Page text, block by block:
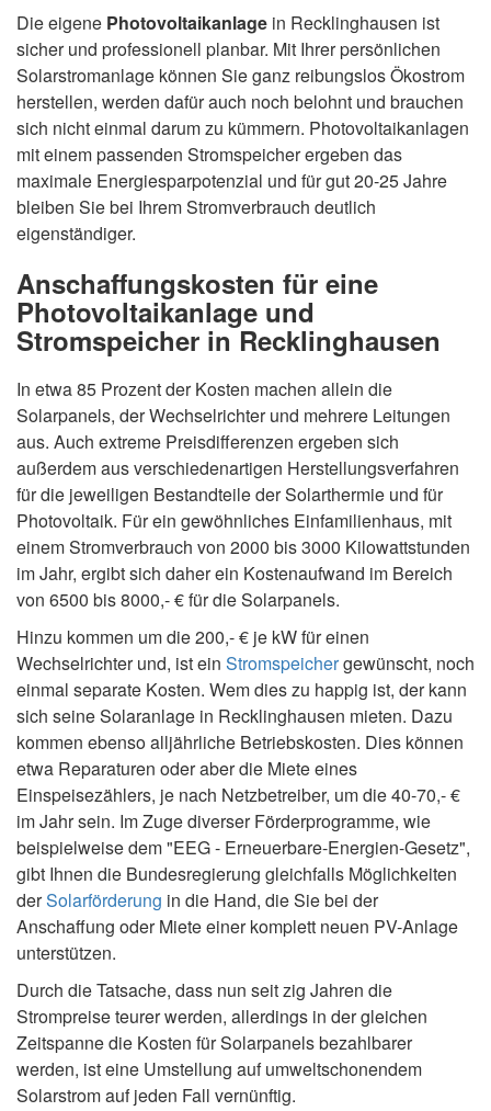
Die eigene Photovoltaikanlage in Recklinghausen ist
sicher und professionell planbar. Mit Ihrer persönlichen
Solarstromanlage können Sie ganz reibungslos Ökostrom
herstellen, werden dafür auch noch belohnt und brauchen
sich nicht einmal darum zu kümmern. Photovoltaikanlagen
mit einem passenden Stromspeicher ergeben das
maximale Energiesparpotenzial und für gut 20-25 Jahre
bleiben Sie bei Ihrem Stromverbrauch deutlich
eigenständiger.
Anschaffungskosten für eine
Photovoltaikanlage und
Stromspeicher in Recklinghausen
In etwa 85 Prozent der Kosten machen allein die
Solarpanels, der Wechselrichter und mehrere Leitungen
aus. Auch extreme Preisdifferenzen ergeben sich
außerdem aus verschiedenartigen Herstellungsverfahren
für die jeweiligen Bestandteile der Solarthermie und für
Photovoltaik. Für ein gewöhnliches Einfamilienhaus, mit
einem Stromverbrauch von 2000 bis 3000 Kilowattstunden
im Jahr, ergibt sich daher ein Kostenaufwand im Bereich
von 6500 bis 8000,- € für die Solarpanels.
Hinzu kommen um die 200,- € je kW für einen
Wechselrichter und, ist ein Stromspeichergewünscht, noch
einmal separate Kosten. Wem dies zu happig ist, der kann
sich seine Solaranlage in Recklinghausen mieten. Dazu
kommen ebenso alljährliche Betriebskosten. Dies können
etwa Reparaturen oder aber die Miete eines
Einspeisezählers, je nach Netzbetreiber, um die 40-70,- €
im Jahr sein. Im Zuge diverser Förderprogramme, wie
beispielweise dem "EEG - Erneuerbare-Energien-Gesetz",
gibt Ihnen die Bundesregierung gleichfalls Möglichkeiten
derSolarförderung in die Hand, die Sie bei der
Anschaffung oder Miete einer komplett neuen PV-Anlage
unterstützen.
Durch die Tatsache, dass nun seit zig Jahren die
Strompreise teurer werden, allerdings in der gleichen
Zeitspanne die Kosten für Solarpanels bezahlbarer
werden, ist eine Umstellung auf umweltschonendem
Solarstrom auf jeden Fall vernünftig.